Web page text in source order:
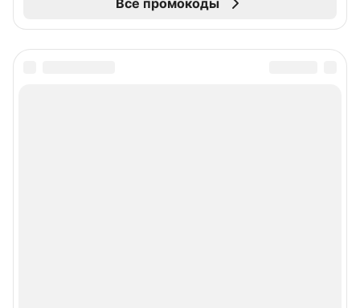
Все промокоды